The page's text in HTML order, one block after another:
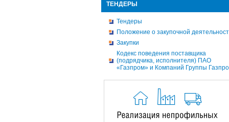
ТЕНДЕРЫ
Тендеры
Положение о закупочной
Закупки
Кодекс поведения поставщика
(подрядчика, исполнителя) ПАО
«Газпром» и Компаний Группы